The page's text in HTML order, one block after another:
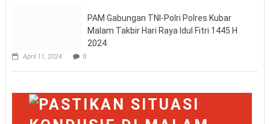
Kapolres Kubar Pimpin Apel Kesiapan Pengamanan Malam
Takbir Menjelang Malam Takbiran 1445 H Dan Sholat Idul Fitri